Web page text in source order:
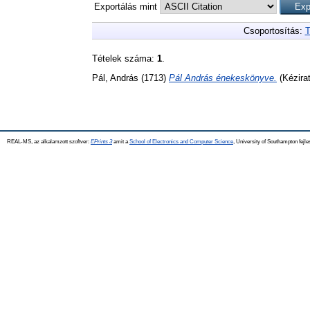
Exportálás mint
Csoportosítás:
Tételek száma: 1
Pál, András (1713) Pál András énekeskönyve.
REAL-MS, az alkalamzott szoftver: EPrints 3amit a School of Electronics and Computer Science , University of Southampton